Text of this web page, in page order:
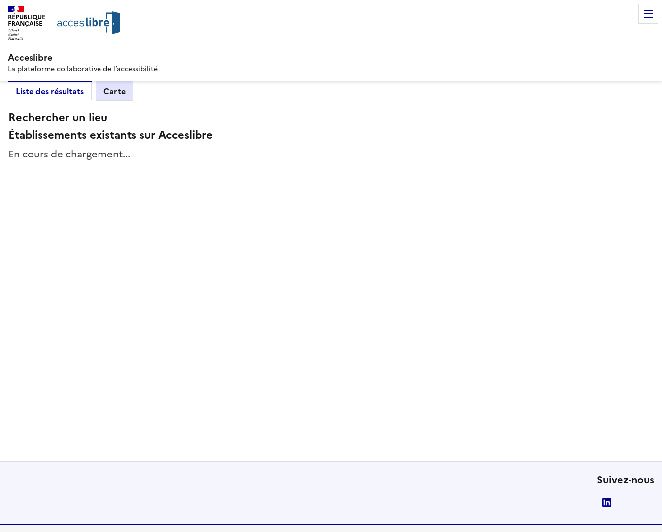
RÉPUBLIQUE
FRANÇAISE
Acceslibre
La plateforme collaborative de l’accessibilité
Liste des résultats Carte
Rechercher un lieu
Établissements existants sur Acceslibre
En cours de chargement...
Suivez-nous